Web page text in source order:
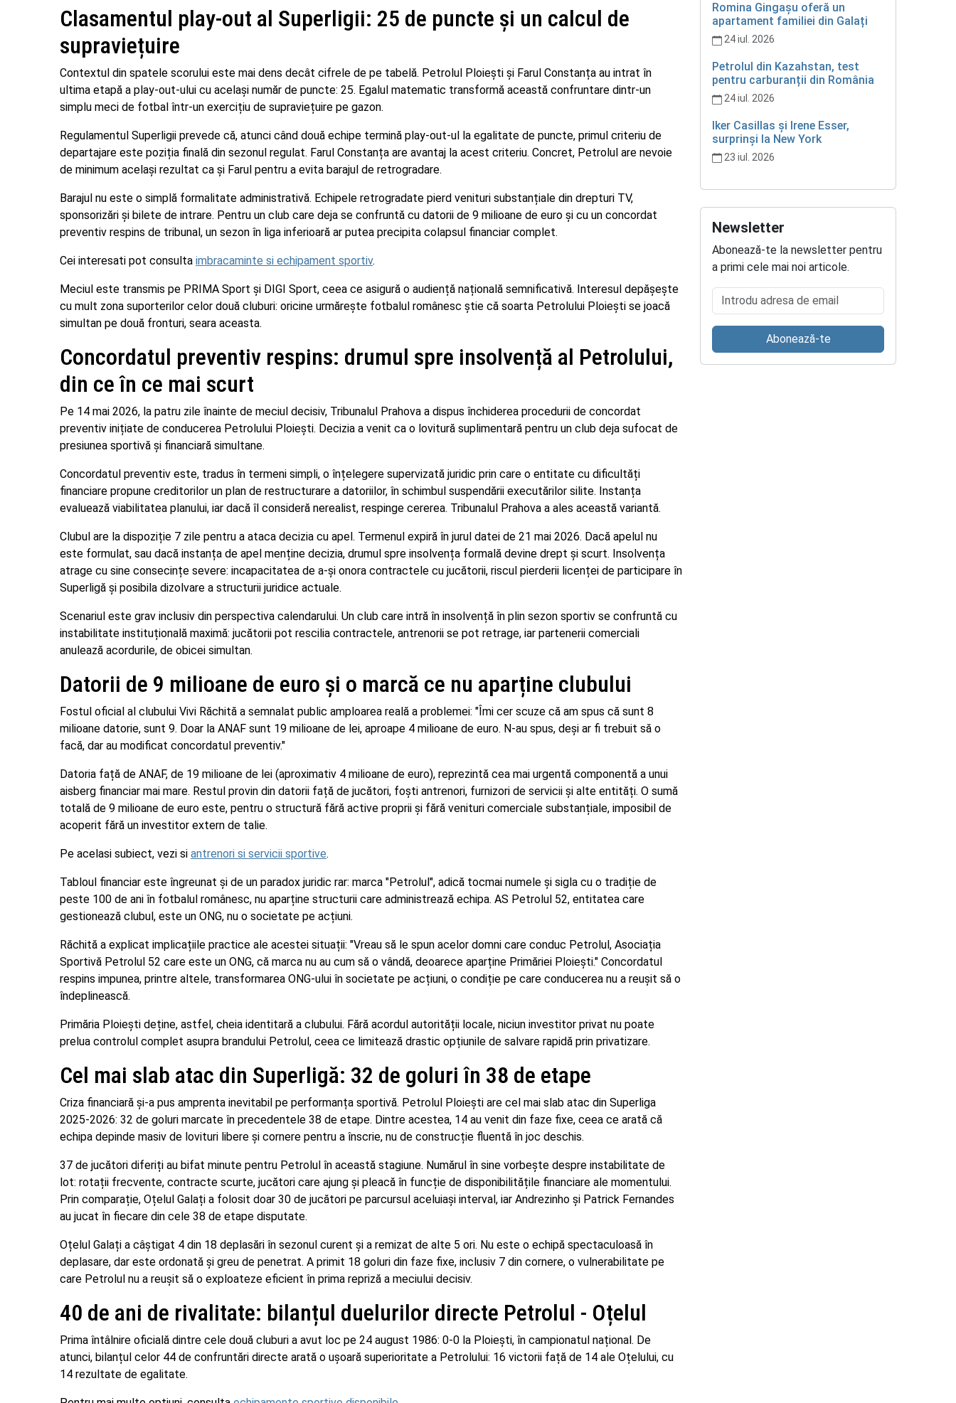
Clasamentul play-out al Superligii: 25 de puncte și un calcul de
supraviețuire
Contextul din spatele scorului este mai dens decât cifrele de pe tabelă. Petrolul Ploiești și Farul Constanța au intrat în
ultima etapă a play-out-ului cu același număr de puncte: 25. Egalul matematic transformă această confruntare dintr-un
simplu meci de fotbal într-un exercițiu de supraviețuire pe gazon.
Regulamentul Superligii prevede că, atunci când două echipe termină play-out-ul la egalitate de puncte, primul criteriu de
departajare este poziția finală din sezonul regulat. Farul Constanța are avantaj la acest criteriu. Concret, Petrolul are nevoie
de minimum același rezultat ca și Farul pentru a evita barajul de retrogradare.
Barajul nu este o simplă formalitate administrativă. Echipele retrogradate pierd venituri substanțiale din drepturi TV,
sponsorizări și bilete de intrare. Pentru un club care deja se confruntă cu datorii de 9 milioane de euro și cu un concordat
preventiv respins de tribunal, un sezon în liga inferioară ar putea precipita colapsul financiar complet.
Cei interesati pot consulta imbracaminte si echipament sportiv.
Meciul este transmis pe PRIMA Sport și DIGI Sport, ceea ce asigură o audiență națională semnificativă. Interesul depășește
cu mult zona suporterilor celor două cluburi: oricine urmărește fotbalul românesc știe că soarta Petrolului Ploiești se joacă
simultan pe două fronturi, seara aceasta.
Concordatul preventiv respins: drumul spre insolvență al Petrolului,
din ce în ce mai scurt
Pe 14 mai 2026, la patru zile înainte de meciul decisiv, Tribunalul Prahova a dispus închiderea procedurii de concordat
preventiv inițiate de conducerea Petrolului Ploiești. Decizia a venit ca o lovitură suplimentară pentru un club deja sufocat de
presiunea sportivă și financiară simultane.
Concordatul preventiv este, tradus în termeni simpli, o înțelegere supervizată juridic prin care o entitate cu dificultăți
financiare propune creditorilor un plan de restructurare a datoriilor, în schimbul suspendării executărilor silite. Instanța
evaluează viabilitatea planului, iar dacă îl consideră nerealist, respinge cererea. Tribunalul Prahova a ales această variantă.
Clubul are la dispoziție 7 zile pentru a ataca decizia cu apel. Termenul expiră în jurul datei de 21 mai 2026. Dacă apelul nu
este formulat, sau dacă instanța de apel menține decizia, drumul spre insolvența formală devine drept și scurt. Insolvența
atrage cu sine consecințe severe: incapacitatea de a-și onora contractele cu jucătorii, riscul pierderii licenței de participare în
Superligă și posibila dizolvare a structurii juridice actuale.
Scenariul este grav inclusiv din perspectiva calendarului. Un club care intră în insolvență în plin sezon sportiv se confruntă cu
instabilitate instituțională maximă: jucătorii pot rescilia contractele, antrenorii se pot retrage, iar partenerii comerciali
anulează acordurile, de obicei simultan.
Datorii de 9 milioane de euro și o marcă ce nu aparține clubului
Fostul oficial al clubului Vivi Răchită a semnalat public amploarea reală a problemei: "Îmi cer scuze că am spus că sunt 8
milioane datorie, sunt 9. Doar la ANAF sunt 19 milioane de lei, aproape 4 milioane de euro. N-au spus, deși ar fi trebuit să o
facă, dar au modificat concordatul preventiv."
Datoria față de ANAF, de 19 milioane de lei (aproximativ 4 milioane de euro), reprezintă cea mai urgentă componentă a unui
aisberg financiar mai mare. Restul provin din datorii față de jucători, foști antrenori, furnizori de servicii și alte entități. O sumă
totală de 9 milioane de euro este, pentru o structură fără active proprii și fără venituri comerciale substanțiale, imposibil de
acoperit fără un investitor extern de talie.
Pe acelasi subiect, vezi si antrenori si servicii sportive.
Tabloul financiar este îngreunat și de un paradox juridic rar: marca "Petrolul", adică tocmai numele și sigla cu o tradiție de
peste 100 de ani în fotbalul românesc, nu aparține structurii care administrează echipa. AS Petrolul 52, entitatea care
gestionează clubul, este un ONG, nu o societate pe acțiuni.
Răchită a explicat implicațiile practice ale acestei situații: "Vreau să le spun acelor domni care conduc Petrolul, Asociația
Sportivă Petrolul 52 care este un ONG, că marca nu au cum să o vândă, deoarece aparține Primăriei Ploiești." Concordatul
respins impunea, printre altele, transformarea ONG-ului în societate pe acțiuni, o condiție pe care conducerea nu a reușit să o
îndeplinească.
Primăria Ploiești deține, astfel, cheia identitară a clubului. Fără acordul autorității locale, niciun investitor privat nu poate
prelua controlul complet asupra brandului Petrolul, ceea ce limitează drastic opțiunile de salvare rapidă prin privatizare.
Cel mai slab atac din Superligă: 32 de goluri în 38 de etape
Criza financiară și-a pus amprenta inevitabil pe performanța sportivă. Petrolul Ploiești are cel mai slab atac din Superliga
2025-2026: 32 de goluri marcate în precedentele 38 de etape. Dintre acestea, 14 au venit din faze fixe, ceea ce arată că
echipa depinde masiv de lovituri libere și cornere pentru a înscrie, nu de construcție fluentă în joc deschis.
37 de jucători diferiți au bifat minute pentru Petrolul în această stagiune. Numărul în sine vorbește despre instabilitate de
lot: rotații frecvente, contracte scurte, jucători care ajung și pleacă în funcție de disponibilitățile financiare ale momentului.
Prin comparație, Oțelul Galați a folosit doar 30 de jucători pe parcursul aceluiași interval, iar Andrezinho și Patrick Fernandes
au jucat în fiecare din cele 38 de etape disputate.
Oțelul Galați a câștigat 4 din 18 deplasări în sezonul curent și a remizat de alte 5 ori. Nu este o echipă spectaculoasă în
deplasare, dar este ordonată și greu de penetrat. A primit 18 goluri din faze fixe, inclusiv 7 din cornere, o vulnerabilitate pe
care Petrolul nu a reușit să o exploateze eficient în prima repriză a meciului decisiv.
40 de ani de rivalitate: bilanțul duelurilor directe Petrolul - Oțelul
Prima întâlnire oficială dintre cele două cluburi a avut loc pe 24 august 1986: 0-0 la Ploiești, în campionatul național. De
atunci, bilanțul celor 44 de confruntări directe arată o ușoară superioritate a Petrolului: 16 victorii față de 14 ale Oțelului, cu
14 rezultate de egalitate.
Romina Gingașu oferă un
apartament familiei din Galați
24 iul. 2026
Petrolul din Kazahstan, test
pentru carburanții din România
24 iul. 2026
Iker Casillas și Irene Esser,
surprinși la New York
23 iul. 2026
Newsletter
Abonează-te la newsletter pentru
a primi cele mai noi articole.
Introdu adresa de email
Abonează-te